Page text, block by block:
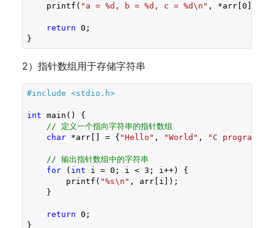
    printf(
"a = %d, b = %d, c = %d\n" , *arr[0 ],
return 0 ;
2）指针数组用于存储字符串
#include <stdio.h>
int main() {
// 定义一个指向字符串的指针数组
char *arr[] = { "Hello" , "World" , "C
// 输出指针数组中的字符串
for ( int i = 0 ; i < 3 ; i++) {
        printf(
"%s\n" , arr[i]);
    }
return 0 ;